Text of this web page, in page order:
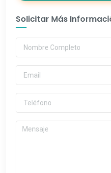
Solicitar Más